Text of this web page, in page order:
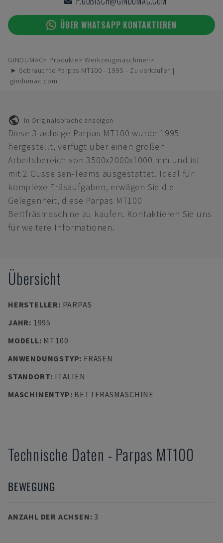
ÜBER WHATSAPP KONTAKTIEREN
GINDUMAC Produkte
Werkzeugmaschinen
➤ Gebrauchte Parpas MT100 - 1995 - Zu verkaufen |
gindumac.com
In Originalsprache anzeigen
Diese 3-achsige Parpas MT100 wurde 1995
hergestellt, verfügt über einen großen
Arbeitsbereich von 3500x2000x1000 mm und ist
mit 2 Gusseisen-Teams ausgestattet. Ideal für
komplexe Fräsaufgaben, erwägen Sie die
Gelegenheit, diese Parpas MT100
Bettfräsmaschine zu kaufen. Kontaktieren Sie uns
für weitere Informationen.
Übersicht
HERSTELLER: PARPAS
JAHR: 1995
MODELL: MT100
ANWENDUNGSTYP: FRÄSEN
STANDORT: ITALIEN
MASCHINENTYP: BETTFRÄSMASCHINE
Technische Daten - Parpas MT100
BEWEGUNG
ANZAHL DER ACHSEN: 3